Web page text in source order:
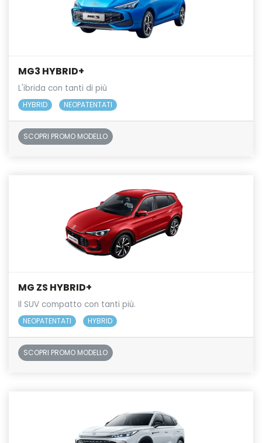
MG3 HYBRID+
L'ibrida con tanti di più
HYBRID NEOPATENTATI
SCOPRI PROMO MODELLO
MG ZS HYBRID+
Il SUV compatto con tanti più.
NEOPATENTATI HYBRID
SCOPRI PROMO MODELLO